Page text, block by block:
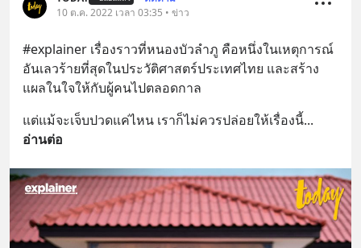
10 ต.ค. 2022 เวลา 03:35 • ข่าว
#explainer เรื่องราวที่หนองบัวลำภู คือหนึ่งในเหตุการณ์
อันเลวร้ายที่สุดในประวัติศาสตร์ประเทศไทย และสร้าง
แผลในใจให้กับผู้คนไปตลอดกาล
แต่แม้จะเจ็บปวดแค่ไหน เราก็ไม่ควรปล่อยให้เรื่องนี้
อ่านต่อ